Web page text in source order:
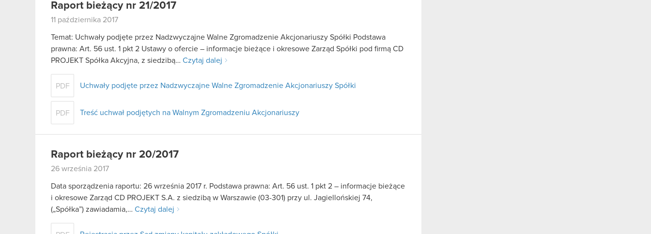
Raport bieżący nr 21/2017
11 października 2017
Temat: Uchwały podjęte przez Nadzwyczajne Walne Zgromadzenie Akcjonariuszy Spółki Podstawa
prawna: Art. 56 ust. 1 pkt 2 Ustawy o ofercie – informacje bieżące i okresowe Zarząd Spółki pod firmą CD
PROJEKT Spółka Akcyjna, z siedzibą… Czytaj dalej
PDF Uchwały podjęte przez Nadzwyczajne Walne Zgromadzenie Akcjonariuszy Spółki
PDF Treść uchwał podjętych na Walnym Zgromadzeniu Akcjonariuszy
Raport bieżący nr 20/2017
26 września 2017
Data sporządzenia raportu: 26 września 2017 r. Podstawa prawna: Art. 56 ust. 1 pkt 2 – informacje bieżące
i okresowe Zarząd CD PROJEKT S.A. z siedzibą w Warszawie (03-301) przy ul. Jagiellońskiej 74,
(„Spółka”) zawiadamia,… Czytaj dalej